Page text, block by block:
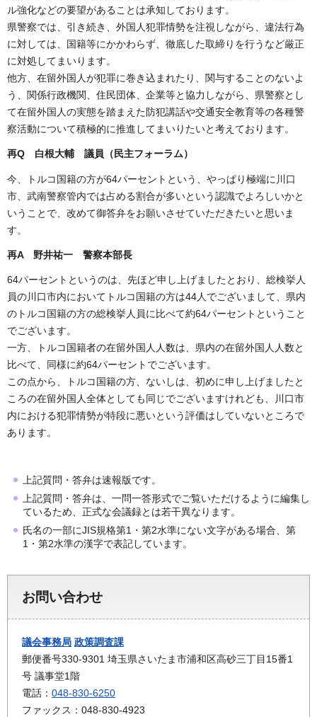
ル強化などの要望があることは承知しております。
県警察では、引き続き、外国人犯罪情勢を注視しながら、違法行為
に対しては、国籍等にかかわらず、徹底した取締りを行うなど厳正
に対処してまいります。
他方、在留外国人が犯罪に巻き込まれたり、関与することのないよ
う、関係行政機関、住民団体、企業等と協力しながら、県警察とし
て在留外国人の実態を踏まえた防犯講話や交通安全教育等の各種警
察活動について積極的に推進してまいりたいと考えております。
再Q 白根大輔 議員（民主フォーラム）
今、トルコ国籍の方が64パーセントという、やっぱり極端に川口
市、武南警察管内では占める割合が多いという認識でよろしいかと
いうことで、改めて御答弁をお願いさせていただきたいと思いま
す。
再A 野井祐一 警察本部長
64パーセントというのは、先ほど申し上げましたとおり、総検挙人
員の川口市内においてトルコ国籍の方は44人でございまして、県内
のトルコ国籍の方の総検挙人員に比べて約64パーセントということ
でございます。
一方、トルコ国籍者の在留外国人人数は、県内の在留外国人人数と
比べて、同様に約64パーセントでございます。
この点から、トルコ国籍の方、ないしは、初めに申し上げましたと
ころの在留外国人全体としても同じでございますけれども、川口市
内における犯罪情勢が特段に悪いという評価はしていないところで
あります。
上記質問・答弁は速報版です。
上記質問・答弁は、一問一答形式でご覧いただけるように編集し
ているため、正式な会議録とは若干異なります。
氏名の一部にJIS規格第1・第2水準にない文字がある場合、第
1・第2水準の漢字で表記しています。
お問い合わせ
議会事務局 政策調査課
郵便番号330-9301 埼玉県さいたま市浦和区高砂三丁目15番1
号 議事堂1階
電話： 048-830-6250
ファックス：048-830-4923